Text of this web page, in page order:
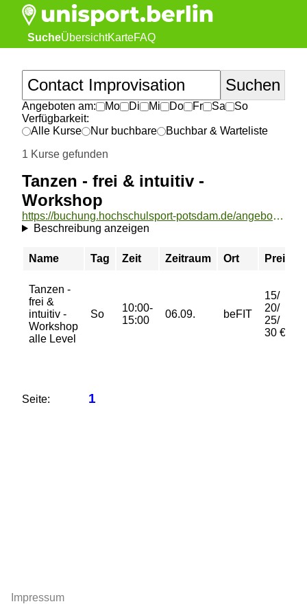
SucheÜbersichtKarteFAQ
Angeboten am: Mo Di Mi Do Fr Sa
So
Verfügbarkeit:
Alle Kurse
Nur buchbare
Buchbar & Warteliste
1 Kurse gefunden
Tanzen - frei & intuitiv -
Workshop
https://buchung.hochschulsport-potsdam.de/angebote/aktueller_zeitraum/_Tanzen_-_frei__und__intuitiv_-_Workshop.html
Beschreibung anzeigen
Name Tag Zeit Zeitraum Ort Preis
Tanzen -
frei &
intuitiv -
Workshop
alle Level
So
10:00-
15:00
06.09. beFIT
15/
20/
25/
30 €
Seite: 1
Impressum